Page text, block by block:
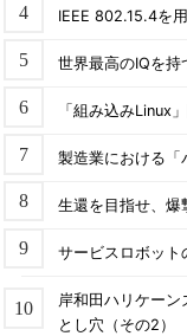
IEEE 802.15.4を
世界最高のIQを持
「組み込みLinux
製造業における「
生還を目指せ、爆
サービスロボット
岸和田ハリケー
とし穴（その2）